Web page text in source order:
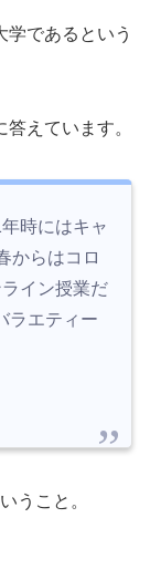
学であるという
えています。
時にはキャ
からはコロ
イン授業だ
ラエティー
うこと。